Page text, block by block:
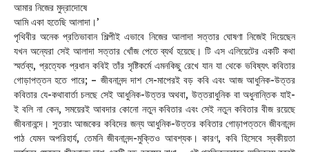
আমার নিজের মুদ্রাদোষে
আমি একা হতেছি আলাদা।’
পৃথিবীর অনেক প্রতিভাবান শিল্পীই এভাবে নিজের আলাদা সত্তার ঘোষণা নিজেই দিয়েছেন
যখন অন্যেরা সেই আলাদা সত্তার খোঁজ পেতে ব্যর্থ হয়েছে। টি এস এলিয়েটের একটি কথা
স্মর্তব্য, প্রত্যেক প্রধান কবিই তাঁর সৃষ্টিকর্মে এমনকিছু রেখে যান যা থেকে ভবিষ্যৎ কবিতার
গোড়াপত্তন হতে পারে; – জীবনানন্দ দাশ সে-মাপেরই বড় কবি এবং আজ আধুনিক-উত্তর
কবিতার যে-কথাবার্তা চলছে সেই আধুনিক-উত্তর অথবা, উত্তরাধুনিক বা অধুনান্তিক যাই-
ই বলি না কেন, সময়েরই আবদার কোনো নতুন কবিতার এবং সেই নতুন কবিতার বীজ রয়েছে
জীবনানন্দে। সুতরাং আজকের কবিদের জন্য আধুনিক-উত্তর কবিতার গোড়াপত্তনে জীবনানন্দ
পাঠ যেমন অপরিহার্য, তেমনি জীবনানন্দ-মুক্তিও আবশ্যক। কারণ, কবি হিসেবে স্বকীয়তা